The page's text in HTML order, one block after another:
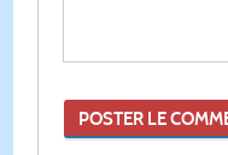
POSTER LE